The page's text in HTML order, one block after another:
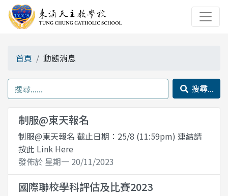
首頁 動態消息
搜尋...
制服@東天報名
制服@東天報名 截止日期：25/8 (11:59pm) 連結請
按此 Link Here
發佈於 星期一 20/11/2023
國際聯校學科評估及比賽2023